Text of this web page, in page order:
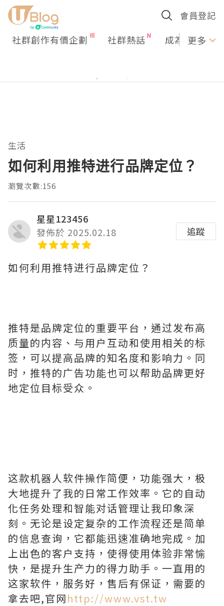
會員登記
社群創作有價企劃 社群熱話 成為U更多
生活
如何利用推特进行品牌定位？
瀏覽次數:156
星星123456
發佈於 2025.02.18
追蹤
如何利用推特进行品牌定位？
推特是品牌定位的重要平台，通过发布高
质量的内容、与用户互动和使用相关的标
签，可以提高品牌的知名度和影响力。同
时，推特的广告功能也可以帮助品牌更好
地定位目标受众。
这款机器人软件操作简便，功能强大，极
大地提升了我的日常工作效率。它的自动
化任务处理和智能对话管理让我印象深
刻。无论是设定复杂的工作流程还是简单
的信息查询，它都能迅速准确地完成。加
上出色的客户支持，使得使用体验非常愉
快，是提升生产力的得力助手。一直用的
这家软件，服务好，售后有保证，需要的
拿去吧,官网http://www.vst.tw